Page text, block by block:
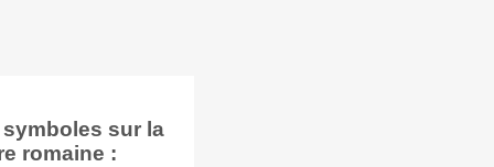
sur la
romaine :